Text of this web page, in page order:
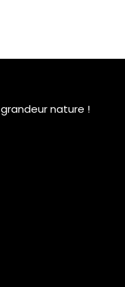
nature !